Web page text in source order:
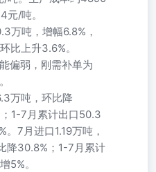
元/吨。
万吨，增幅6.8%，
比上升3.6%。
偏弱，刚需补单为
万吨，环比降
1-7月累计出口50.3
。7月进口1.19万吨，
降30.8%；1-7月累计
5%。